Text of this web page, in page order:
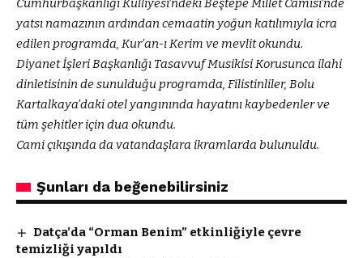
Cumhurbaşkanlığı Külliyesi’ndeki Beştepe Millet Camisi’nde
yatsı namazının ardından cemaatin yoğun katılımıyla icra
edilen programda, Kur’an-ı Kerim ve mevlit okundu.
Diyanet İşleri Başkanlığı Tasavvuf Musikisi Korusunca ilahi
dinletisinin de sunulduğu programda, Filistinliler, Bolu
Kartalkaya’daki otel yangınında hayatını kaybedenler ve
tüm şehitler için dua okundu.
Cami çıkışında da vatandaşlara ikramlarda bulunuldu.
Şunları da beğenebilirsiniz
Datça’da “Orman Benim” etkinliğiyle çevre
temizliği yapıldı